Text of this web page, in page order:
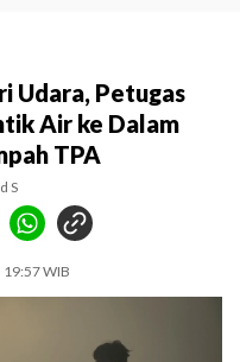
Udara, Petugas
Air ke Dalam
TPA
S
19:57 WIB